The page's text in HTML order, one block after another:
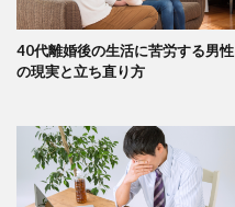
40代離婚後の生活に苦労する男性
の現実と立ち直り方